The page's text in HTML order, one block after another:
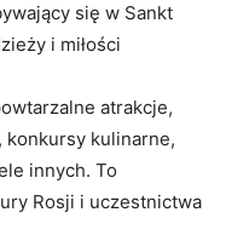
się w Sankt
i⁤ miłości
atrakcje,
konkursy kulinarne,
⁤innych. To⁣
Rosji i‌ uczestnictwa